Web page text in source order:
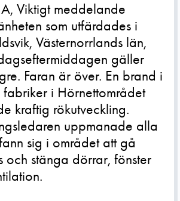
Viktigt meddelande
som utfärdades i
Västernorrlands län,
gäller
Faran är över. En brand i
fabriker i Hörnettområdet
kraftig rökutveckling.
uppmanade alla
sig i området att gå
och stänga dörrar, fönster